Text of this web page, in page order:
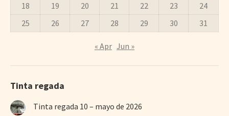
18
19 20 21 22 23
24
25
26 27 28 29 30 31
« Apr Jun »
Tinta regada
Tinta regada 10 – mayo de 2026